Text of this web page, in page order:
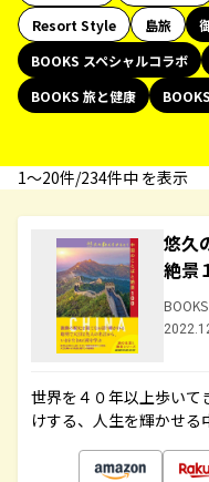
Resort Style
島旅
BOOKS スペシャルコラボ
BOOKS 旅と健康
1〜20件/234件中 を表示
悠久
絶景
世界を４０年以上歩いて
けする、人生を輝かせ